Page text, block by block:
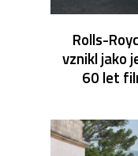
Rolls-
vznikl jako
60 let